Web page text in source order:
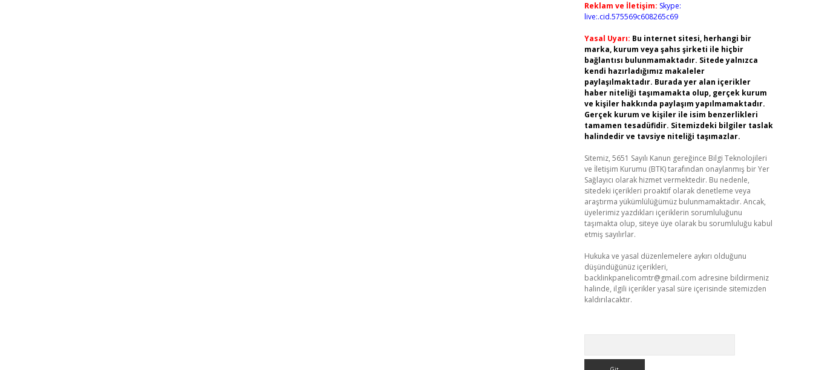
Reklam ve İletişim: Skype:
live:.cid.575569c608265c69
Yasal Uyarı: Bu internet sitesi, herhangi bir
marka, kurum veya şahıs şirketi ile hiçbir
bağlantısı bulunmamaktadır. Sitede yalnızca
kendi hazırladığımız makaleler
paylaşılmaktadır. Burada yer alan içerikler
haber niteliği taşımamakta olup, gerçek kurum
ve kişiler hakkında paylaşım yapılmamaktadır.
Gerçek kurum ve kişiler ile isim benzerlikleri
tamamen tesadüfidir. Sitemizdeki bilgiler taslak
halindedir ve tavsiye niteliği taşımazlar.
Sitemiz, 5651 Sayılı Kanun gereğince Bilgi Teknolojileri
ve İletişim Kurumu (BTK) tarafından onaylanmış bir Yer
Sağlayıcı olarak hizmet vermektedir. Bu nedenle,
sitedeki içerikleri proaktif olarak denetleme veya
araştırma yükümlülüğümüz bulunmamaktadır. Ancak,
üyelerimiz yazdıkları içeriklerin sorumluluğunu
taşımakta olup, siteye üye olarak bu sorumluluğu kabul
etmiş sayılırlar.
Hukuka ve yasal düzenlemelere aykırı olduğunu
düşündüğünüz içerikleri,
backlinkpanelicomtr@gmail.com adresine bildirmeniz
halinde, ilgili içerikler yasal süre içerisinde sitemizden
kaldırılacaktır.